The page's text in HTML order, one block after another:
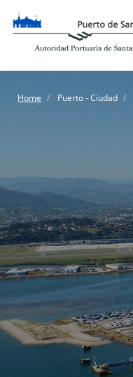
Home Puerto - Ciudad